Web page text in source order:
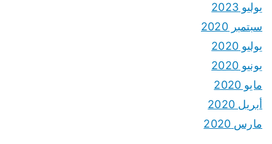
يوليو 2023
سبتمبر 2020
يوليو 2020
يونيو 2020
مايو 2020
أبريل 2020
مارس 2020